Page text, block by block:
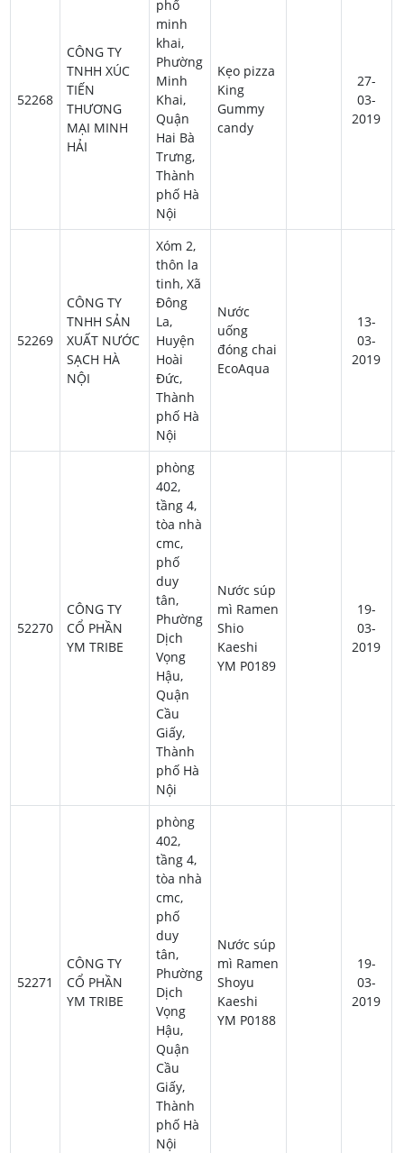
52268
CÔNG TY
TNHH XÚC
TIẾN
THƯƠNG
MẠI MINH
HẢI
phố
minh
khai,
Phường
Minh
Khai,
Quận
Hai Bà
Trưng,
Thành
phố Hà
Nội
Kẹo pizza
King
Gummy
candy
27-
03-
2019
52269
CÔNG TY
TNHH SẢN
XUẤT NƯỚC
SẠCH HÀ
NỘI
Xóm 2,
thôn la
tinh, Xã
Đông
La,
Huyện
Hoài
Đức,
Thành
phố Hà
Nội
Nước
uống
đóng chai
EcoAqua
13-
03-
2019
52270
CÔNG TY
CỔ PHẦN
YM TRIBE
phòng
402,
tầng 4,
tòa nhà
cmc,
phố
duy
tân,
Phường
Dịch
Vọng
Hậu,
Quận
Cầu
Giấy,
Thành
phố Hà
Nội
Nước súp
mì Ramen
Shio
Kaeshi
YM P0189
19-
03-
2019
52271
CÔNG TY
CỔ PHẦN
YM TRIBE
phòng
402,
tầng 4,
tòa nhà
cmc,
phố
duy
tân,
Phường
Dịch
Vọng
Hậu,
Quận
Cầu
Giấy,
Thành
phố Hà
Nội
Nước súp
mì Ramen
Shoyu
Kaeshi
YM P0188
19-
03-
2019